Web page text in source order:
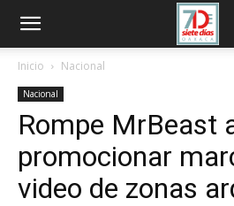
Inicio Nacional
Nacional
Rompe MrBeast
promocionar
video de zonas